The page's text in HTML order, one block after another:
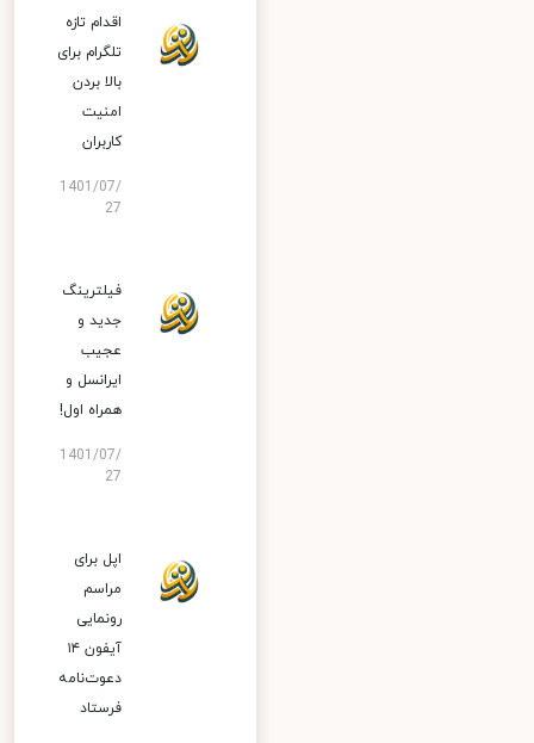
اقدام تازه
تلگرام برای
بالا بردن
امنیت
کاربران
1401/07/
27
فیلترینگ
جدید و
عجیب
ایرانسل و
همراه اول!
1401/07/
27
اپل برای
مراسم
رونمایی
آیفون ۱۴
دعوت‌نامه
فرستاد